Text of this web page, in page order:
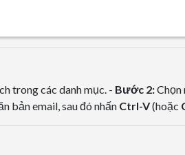
trong các danh mục. - Bước 2:Chọn
bản email, sau đó nhấn Ctrl-V(hoặc